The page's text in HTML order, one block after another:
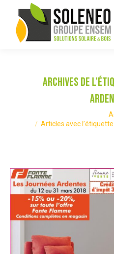
Archives de
Articles avec